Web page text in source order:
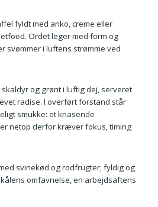
fyldt med anko, creme eller
Ordet leger med form og
svømmer i luftens strømme ved
skaldyr og grønt i luftig dej, serveret
radise. I overført forstand står
smukke: et knasende
netop derfor kræver fokus, timing
svinekød og rodfrugter; fyldig og
omfavnelse, en arbejdsaftens